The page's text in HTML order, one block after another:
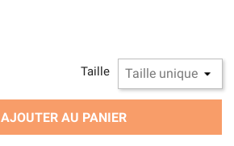
Taille
AJOUTER AU PANIER